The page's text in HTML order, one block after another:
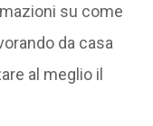
su come
da casa
al meglio il